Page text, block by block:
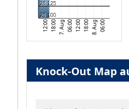
12:00 18:00 7. Aug 06:00 12:00 18:00 8. Aug 06:00
26.100
26.125
Knock-Out Map